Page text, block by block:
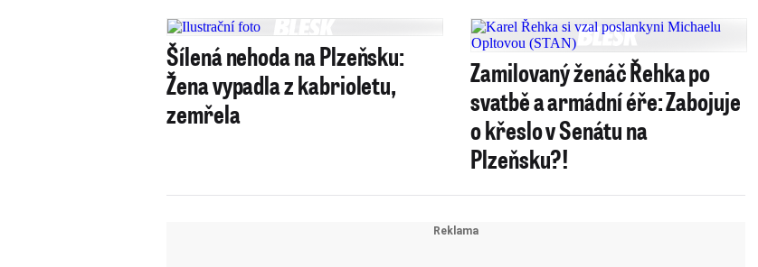
Šílená nehoda na Plzeňsku:
Žena vypadla z kabrioletu,
zemřela
Zamilovaný ženáč Řehka po
svatbě a armádní éře: Zabojuje
o křeslo v Senátu na
Plzeňsku?!